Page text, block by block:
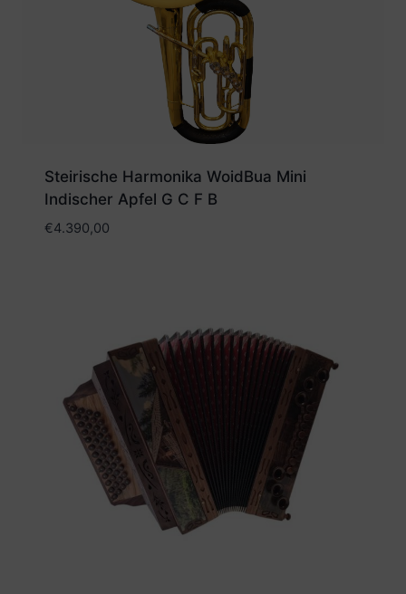
Steirische Harmonika WoidBua Mini
Indischer Apfel G C F B
€4.390,00